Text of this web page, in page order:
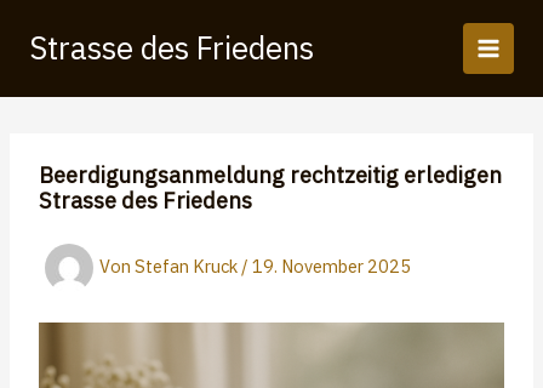
InhaltStrasse des Friedens
Beerdigungsanmeldung rechtzeitig erledigen
Strasse des Friedens
Von Stefan Kruck / 19. November 2025